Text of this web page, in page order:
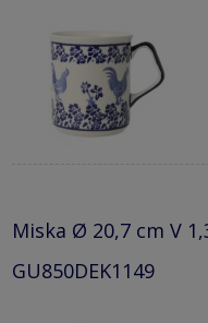
Miska Ø 20,7 cm V
GU850DEK1149